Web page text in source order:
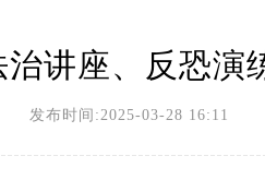
讲座、反恐演
布时间:2025-03-28 16:11